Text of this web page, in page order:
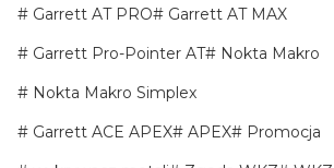
Garrett AT PRO
Garrett AT MAX
Garrett Pro-Pointer AT
Nokta Makro
Nokta Makro Simplex
Garrett ACE APEX
APEX
Promocja